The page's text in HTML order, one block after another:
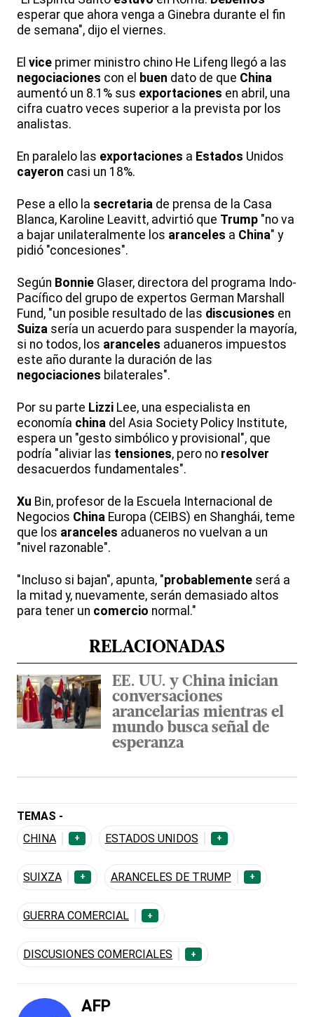
esperar que ahora venga a Ginebra durante el fin
de semana", dijo el viernes.
El vice primer ministro chino He Lifeng llegó a las
negociaciones con el buen dato de que China
aumentó un 8.1% sus exportaciones en abril, una
cifra cuatro veces superior a la prevista por los
analistas.
En paralelo las exportaciones a Estados Unidos
cayeron casi un 18%.
Pese a ello la secretaria de prensa de la Casa
Blanca, Karoline Leavitt, advirtió que Trump "no va
a bajar unilateralmente los aranceles a China" y
pidió "concesiones".
Según Bonnie Glaser, directora del programa Indo-
Pacífico del grupo de expertos German Marshall
Fund, "un posible resultado de las discusiones en
Suiza sería un acuerdo para suspender la mayoría,
si no todos, los aranceles aduaneros impuestos
este año durante la duración de las
negociaciones bilaterales".
Por su parte Lizzi Lee, una especialista en
economía china del Asia Society Policy Institute,
espera un "gesto simbólico y provisional", que
podría "aliviar las tensiones, pero no resolver
desacuerdos fundamentales".
Xu Bin, profesor de la Escuela Internacional de
Negocios China Europa (CEIBS) en Shanghái, teme
que los aranceles aduaneros no vuelvan a un
"nivel razonable".
"Incluso si bajan", apunta, "probablemente será a
la mitad y, nuevamente, serán demasiado altos
para tener un comercio normal."
RELACIONADAS
EE. UU. y China inician
conversaciones
arancelarias mientras el
mundo busca señal de
esperanza
TEMAS -
CHINA
+ ESTADOS UNIDOS +
SUIXZA + ARANCELES DE TRUMP +
GUERRA COMERCIAL +
DISCUSIONES COMERCIALES +
AFP